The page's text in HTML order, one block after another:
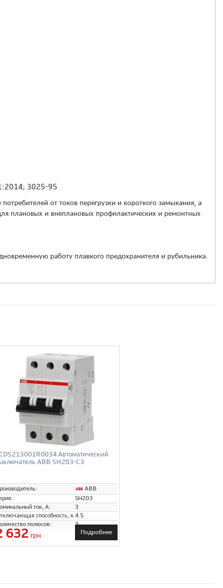
3025-95
от токов перегрузки и короткого замыкания, а
плановых и внеплановых профилактических и ремонтных
работу плавкого предохранителя и рубильника.
Автоматический
ABB SH203-C3
ABB
SH203
ток, А:
3
способность, кА:4.5
полюсов:
3
632 грн Подробнее